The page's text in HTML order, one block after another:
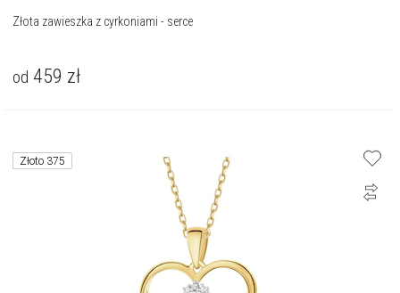
Złota zawieszka z cyrkoniami - serce
od 459 zł
Złoto 375